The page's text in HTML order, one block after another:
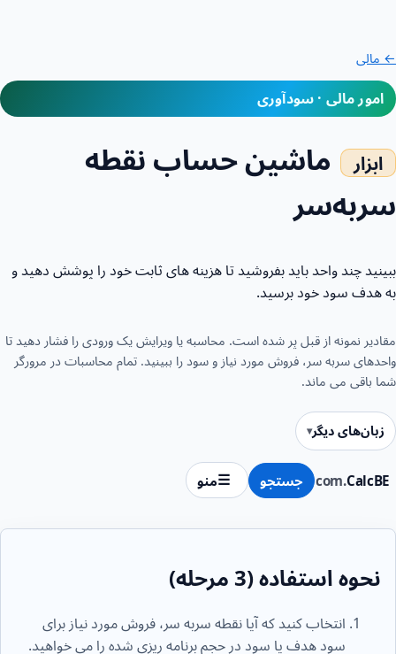
CalcBE
.com جستجو منو
← مالی
امور مالی · سودآوری
ماشین حساب نقطه
سربه‌سر
ببینید چند واحد باید بفروشید تا هزینه های ثابت خود را پوشش دهید و
به هدف سود خود برسید.
مقادیر نمونه از قبل پر شده است. محاسبه یا ویرایش یک ورودی را فشار دهید تا
واحدهای سربه سر، فروش مورد نیاز و سود را ببینید. تمام محاسبات در مرورگر
شما باقی می ماند.
زبان‌های دیگر
نحوه استفاده (3 مرحله)
انتخاب کنید که آیا نقطه سربه سر، فروش مورد نیاز برای
سود هدف یا سود در حجم برنامه ریزی شده را می خواهید.